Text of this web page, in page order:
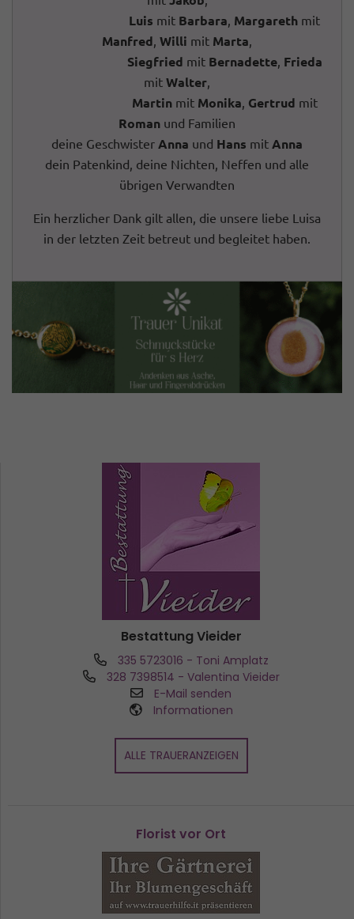
Luis mit Barbara, Margareth mit
Manfred, Willi mit Marta,
Siegfried mit Bernadette, Frieda
mit Walter,
Martinmit Monika, Gertrud mit
Roman und Familien
deine Geschwister Anna und Hans mit Anna
dein Patenkind, deine Nichten, Neffen und alle
übrigen Verwandten
Ein herzlicher Dank gilt allen, die unsere liebe Luisa
in der letzten Zeit betreut und begleitet haben.
Bestattung Vieider
335 5723016 - Toni Amplatz
328 7398514 - Valentina Vieider
E-Mail senden
Informationen
ALLE TRAUERANZEIGEN
Florist vor Ort